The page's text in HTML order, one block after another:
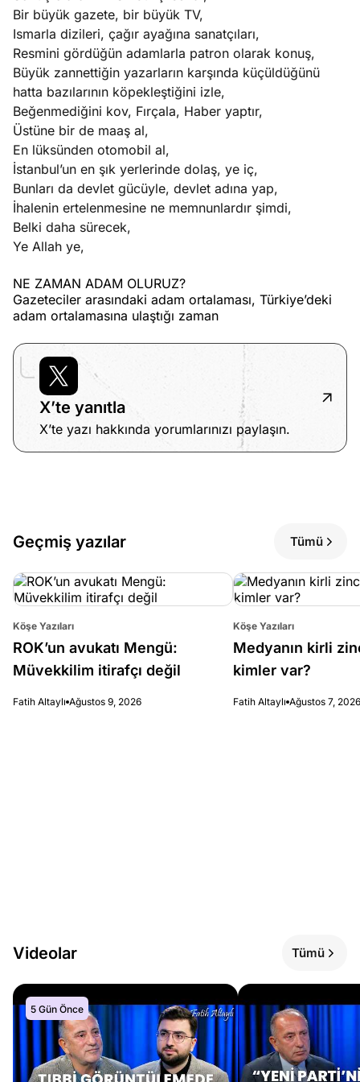
Bir büyük gazete, bir büyük TV,
Ismarla dizileri, çağır ayağına sanatçıları,
Resmini gördüğün adamlarla patron olarak konuş,
Büyük zannettiğin yazarların karşında küçüldüğünü
hatta bazılarının köpekleştiğini izle,
Beğenmediğini kov, Fırçala, Haber yaptır,
Üstüne bir de maaş al,
En lüksünden otomobil al,
İstanbul’un en şık yerlerinde dolaş, ye iç,
Bunları da devlet gücüyle, devlet adına yap,
İhalenin ertelenmesine ne memnunlardır şimdi,
Belki daha sürecek,
Ye Allah ye,
NE ZAMAN ADAM OLURUZ?
Gazeteciler arasındaki adam ortalaması, Türkiye’deki
adam ortalamasına ulaştığı zaman
X’te yanıtla
X’te yazı hakkında yorumlarınızı paylaşın.
Geçmiş yazılar Tümü
Köşe Yazıları
ROK’un avukatı Mengü:
Müvekkilim itirafçı değil
Fatih Altaylı Ağustos 9, 2026
Köşe Yazıları
Medyanın kirli
kimler var?
Fatih Altaylı Ağustos 7, 2026
Videolar Tümü
5 Gün Önce